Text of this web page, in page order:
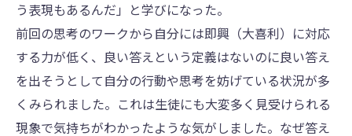
う表現もあるんだ」と学びになった。
前回の思考のワークから自分には即興（大喜利）に対応
する力が低く、良い答えという定義はないのに良い答え
を出そうとして自分の行動や思考を妨げている状況が多
くみられました。これは生徒にも大変多く見受けられる
現象で気持ちがわかったような気がしました。なぜ答え